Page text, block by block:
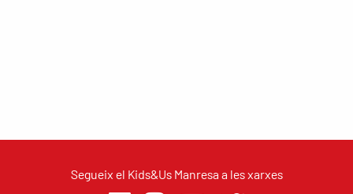
Segueix el Kids&Us Manresa a les xarxes